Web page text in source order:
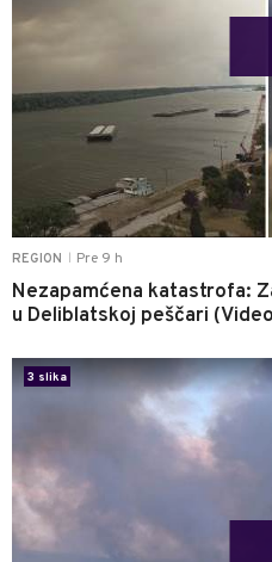
REGION Pre 9 h
Nezapamćena katastrofa:
u Deliblatskoj peščari
3 slika